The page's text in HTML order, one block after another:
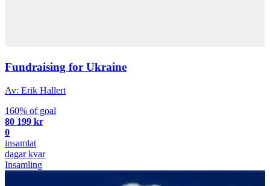
Fundraising for Ukraine
Av: Erik Hallert
160% of goal
80 199 kr
0
insamlat
dagar kvar
Insamling